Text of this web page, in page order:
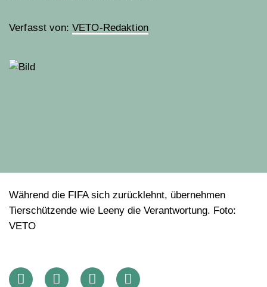
Verfasst von: VETO-Redaktion
Während die FIFA sich zurücklehnt, übernehmen
Tierschützende wie Leeny die Verantwortung. Foto:
VETO